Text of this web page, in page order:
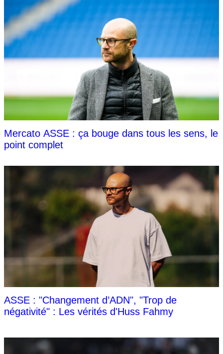
Mercato ASSE : ça bouge dans tous les sens, le
point complet
ASSE : "Changement d’ADN", "Trop de
négativité" : Les vérités d'Huss Fahmy